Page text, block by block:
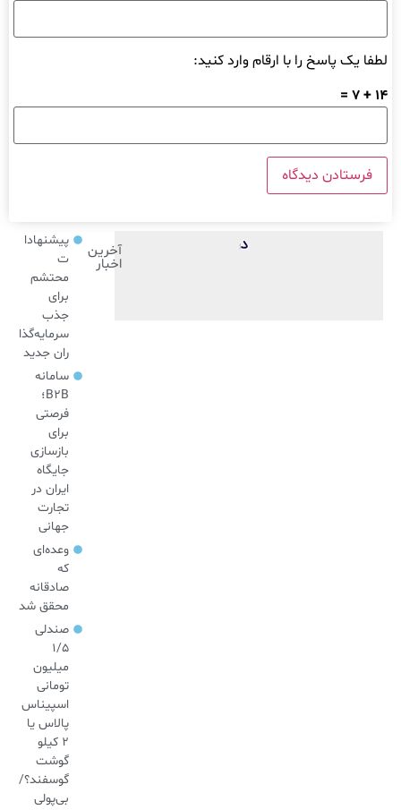
لطفا یک پاسخ را با ارقام وارد کنید:
14 + 7 =
آخرین
اخبار
پیشنهادا
ت
محتشم
برای
جذب
سرمایه‌گذا
ران جدید
سامانه
B2B؛
فرصتی
برای
بازسازی
جایگاه
ایران در
تجارت
جهانی
وعده‌ای
که
صادقانه
محقق شد
صندلی
۱/۵
میلیون
تومانی
اسپیناس
پالاس یا
۲ کیلو
گوشت
گوسفند؟/
بی‌پولی